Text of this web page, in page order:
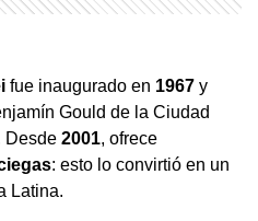
fue inaugurado en 1967 y
Gould de la Ciudad
Desde 2001, ofrece
: esto lo convirtió en un
Latina.